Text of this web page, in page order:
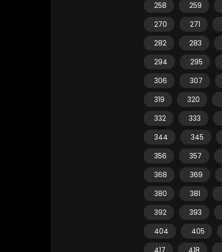
258
259
270
271
282
283
294
295
306
307
319
320
332
333
344
345
356
357
368
369
380
381
392
393
404
405